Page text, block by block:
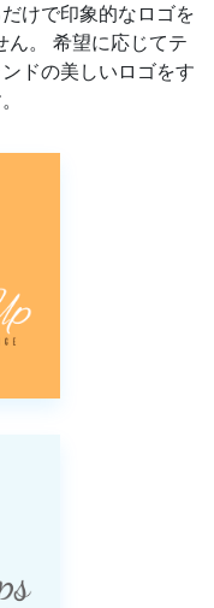
けで印象的なロゴを
ん。 希望に応じてテ
ドの美しいロゴをす